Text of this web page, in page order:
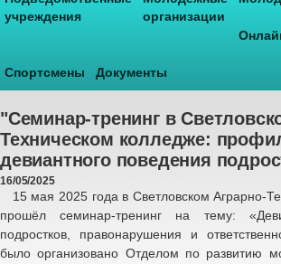
учреждения
организации
Спортсмены Документы
"Семинар-тренинг в
Техническом колледже:
девиантного поведения
16/05/2025
15 мая 2025 года в Светловском Аграрно-
прошёл семинар-тренинг на тему:
подростков, правонарушения и
было организовано Отделом по развитию